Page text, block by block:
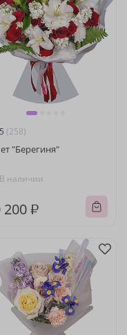
5 (258)
"Берегиня"
В наличии
200 ₽